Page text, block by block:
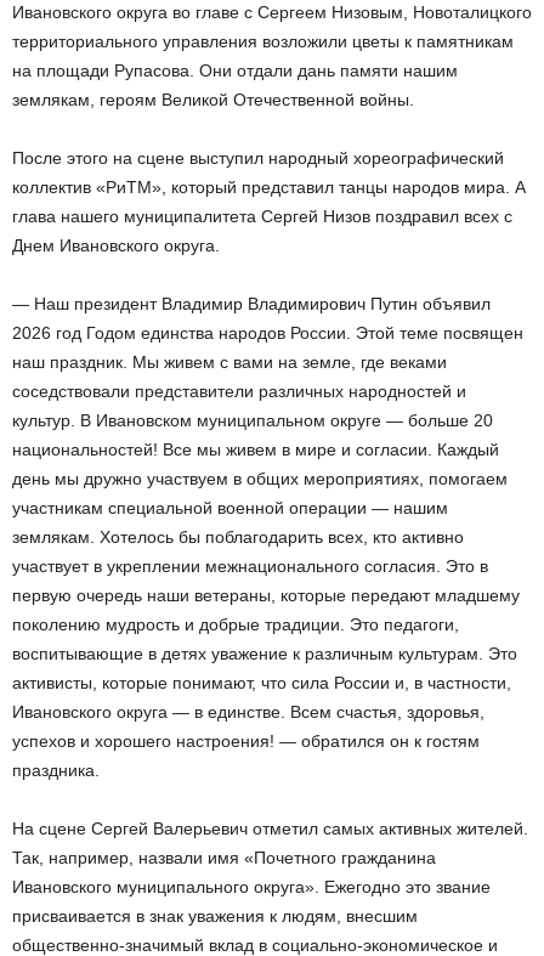
Ивановского округа во главе с Сергеем Низовым, Новоталицкого
территориального управления возложили цветы к памятникам
на площади Рупасова. Они отдали дань памяти нашим
землякам, героям Великой Отечественной войны.
После этого на сцене выступил народный хореографический
коллектив «РиТМ», который представил танцы народов мира. А
глава нашего муниципалитета Сергей Низов поздравил всех с
Днем Ивановского округа.
— Наш президент Владимир Владимирович Путин объявил
2026 год Годом единства народов России. Этой теме посвящен
наш праздник. Мы живем с вами на земле, где веками
соседствовали представители различных народностей и
культур. В Ивановском муниципальном округе — больше 20
национальностей! Все мы живем в мире и согласии. Каждый
день мы дружно участвуем в общих мероприятиях, помогаем
участникам специальной военной операции — нашим
землякам. Хотелось бы поблагодарить всех, кто активно
участвует в укреплении межнационального согласия. Это в
первую очередь наши ветераны, которые передают младшему
поколению мудрость и добрые традиции. Это педагоги,
воспитывающие в детях уважение к различным культурам. Это
активисты, которые понимают, что сила России и, в частности,
Ивановского округа — в единстве. Всем счастья, здоровья,
успехов и хорошего настроения! — обратился он к гостям
праздника.
На сцене Сергей Валерьевич отметил самых активных жителей.
Так, например, назвали имя «Почетного гражданина
Ивановского муниципального округа». Ежегодно это звание
присваивается в знак уважения к людям, внесшим
общественно-значимый вклад в социально-экономическое и